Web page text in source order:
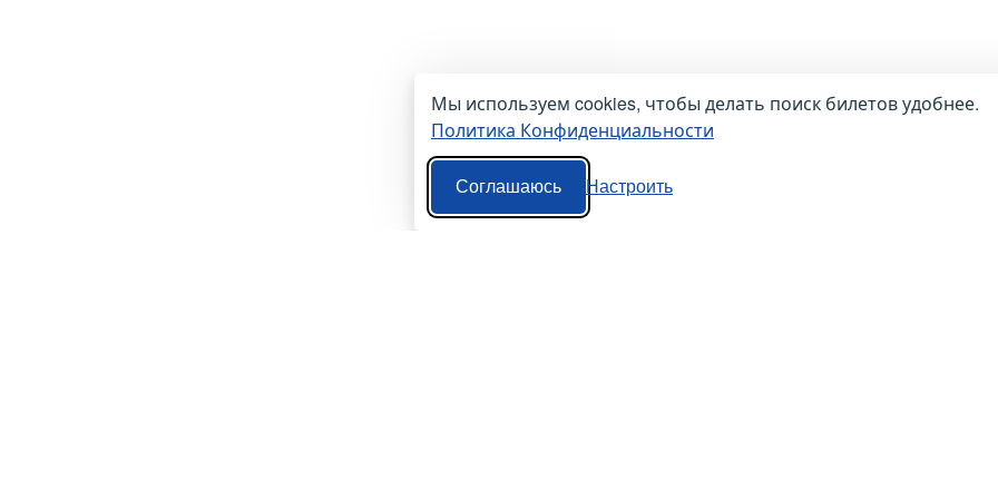
Мы используем cookies, чтобы делать поиск билетов удобнее.
Политика Конфиденциальности
Соглашаюсь Настроить